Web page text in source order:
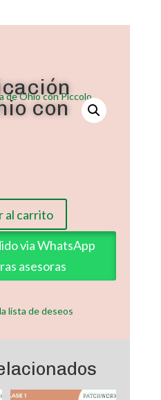
con
al carrito
via WhatsApp
asesoras
lista de deseos